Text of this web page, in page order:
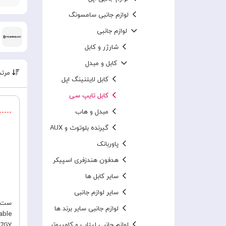
لوازم جانبی سامسونگ
لوازم جانبی
شارژر و کابل
کابل و مبدل
کابل لایتنینگ اپل
کابل تایپ سی
مبدل و هاب
گیرنده بلوتوث و AUX
پاوربانک
هدفون هندزفری اسپیکر
سایر کابل ها
سایر لوازم جانبی
لوازم جانبی سایر برند ها
ست